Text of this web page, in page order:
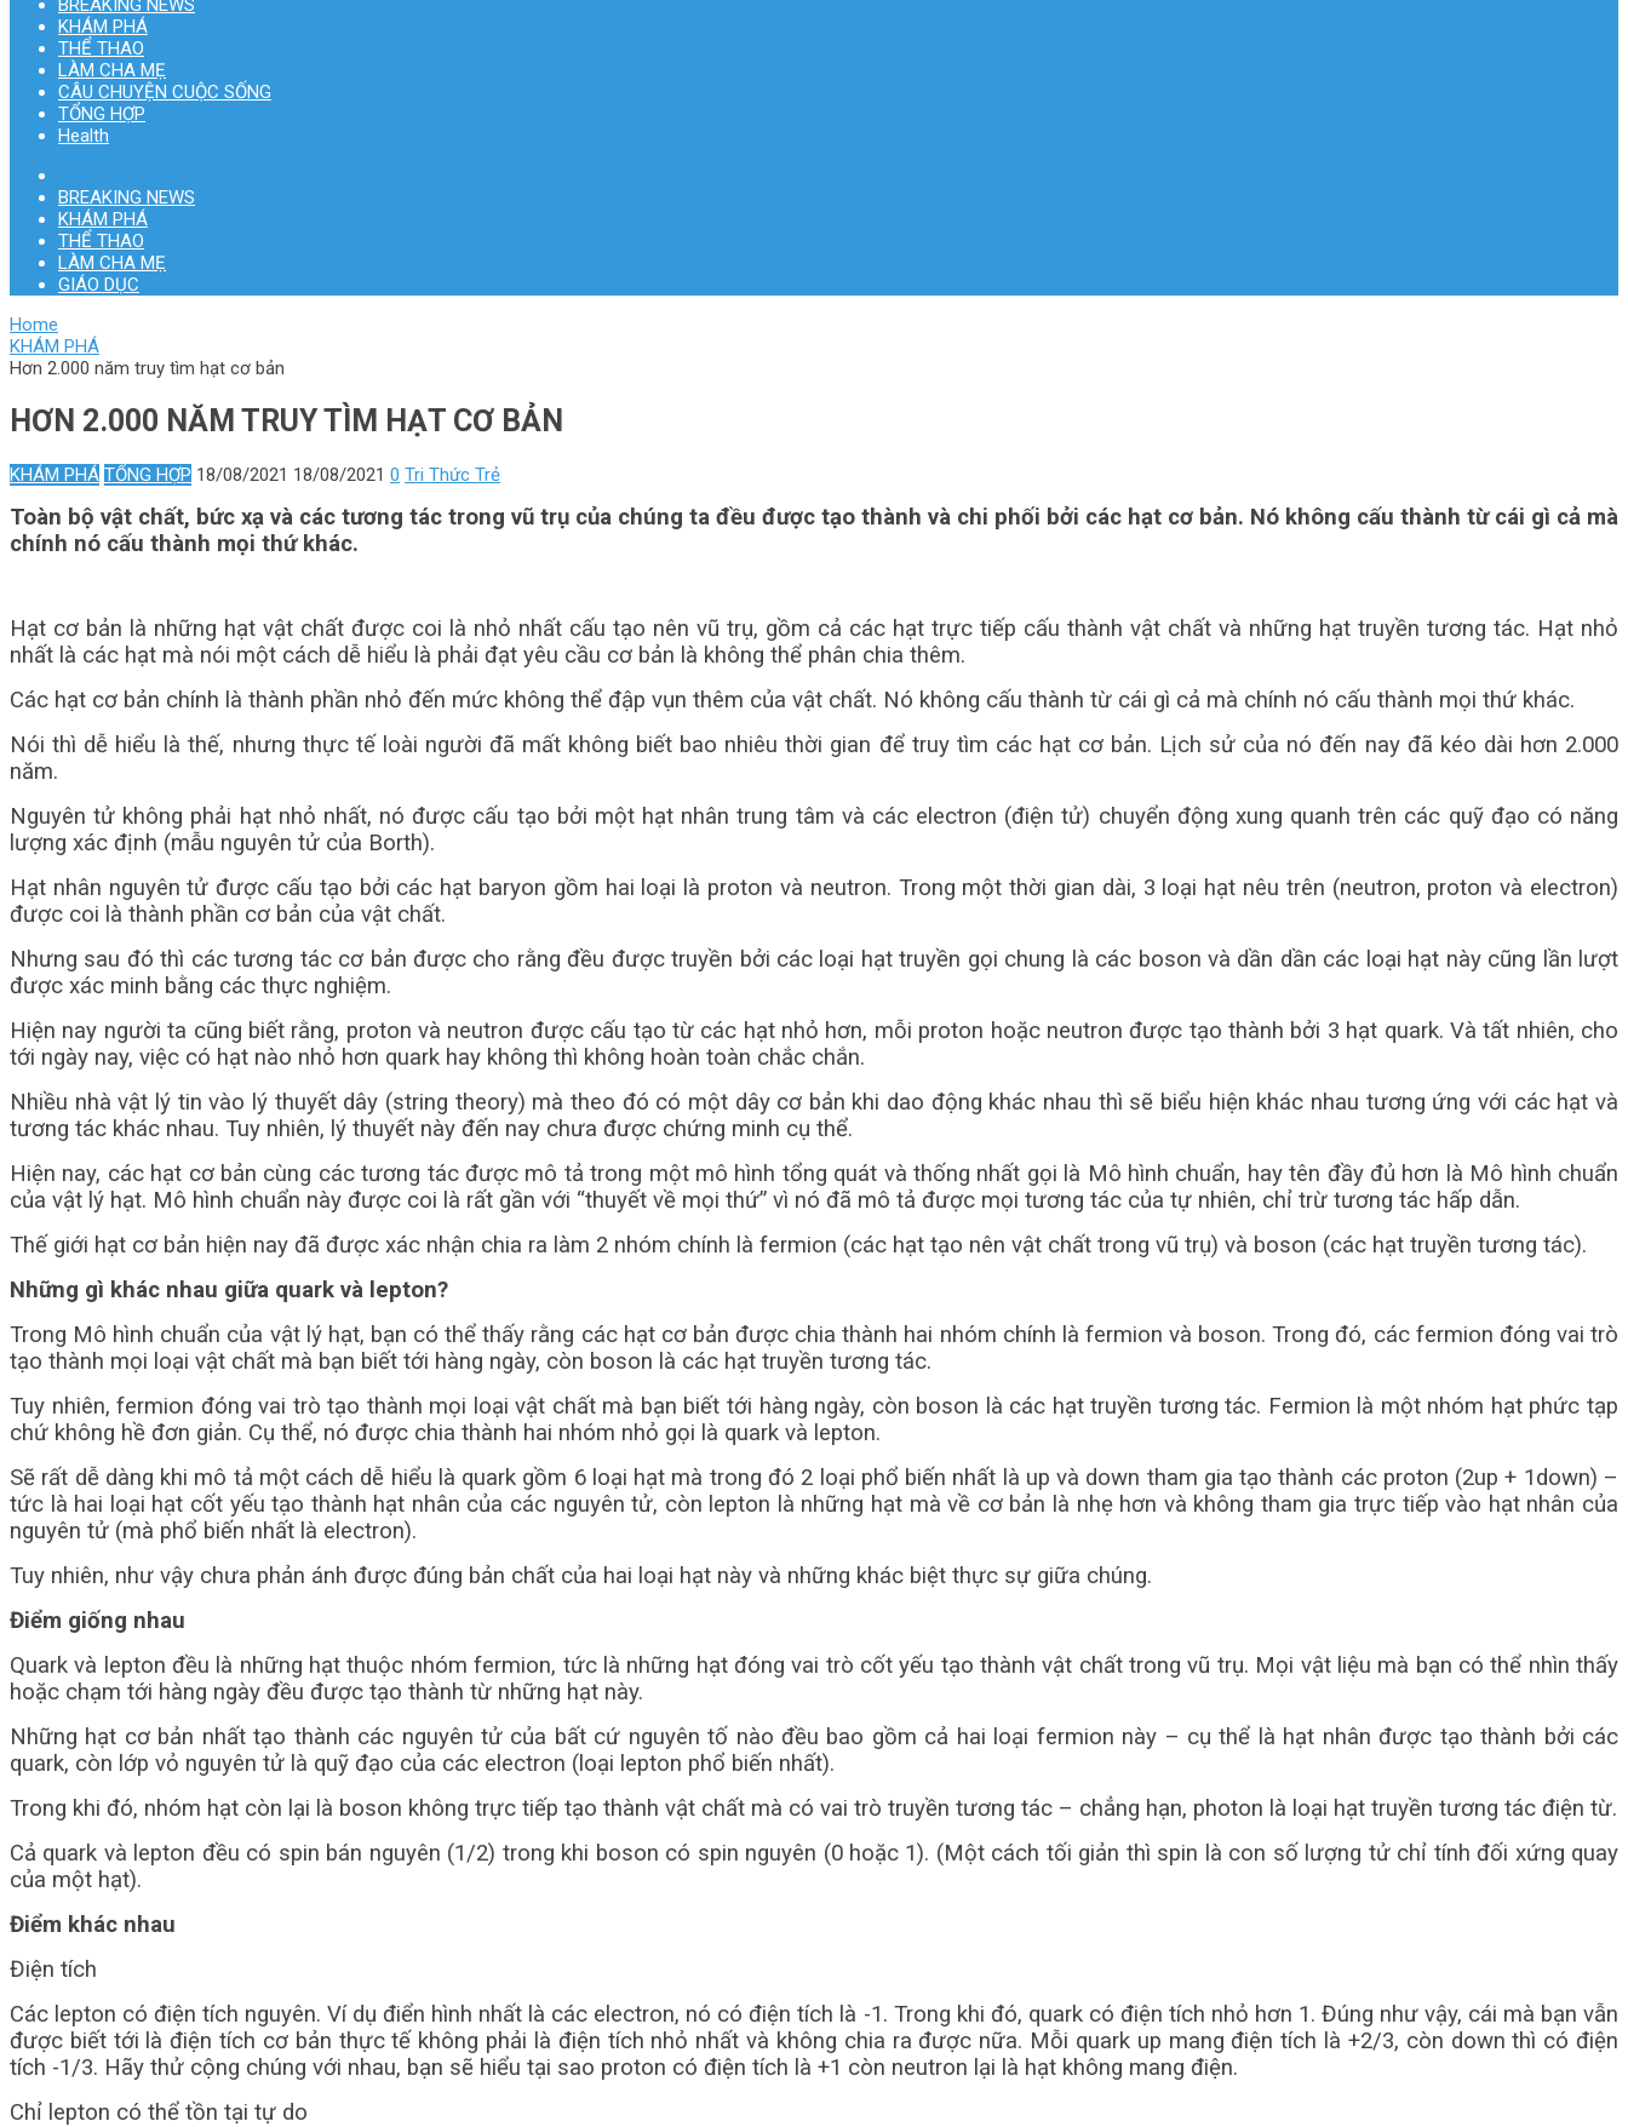
KHÁM PHÁ
THỂ THAO
LÀM CHA MẸ
CÂU CHUYỆN CUỘC SỐNG
TỔNG HỢP
Health
BREAKING NEWS
KHÁM PHÁ
THỂ THAO
LÀM CHA MẸ
GIÁO DỤC
Home
KHÁM PHÁ
Hơn 2.000 năm truy tìm hạt cơ bản
HƠN 2.000 NĂM TRUY TÌM HẠT CƠ BẢN
KHÁM PHÁ TỔNG HỢP 18/08/2021 18/08/2021 0 Tri Thức Trẻ
Toàn bộ vật chất, bức xạ và các tương tác trong vũ trụ của chúng ta đều được tạo thành và chi phối bởi các hạt cơ bản. Nó không cấu thành từ cái gì cả mà
chính nó cấu thành mọi thứ khác.
Hạt cơ bản là những hạt vật chất được coi là nhỏ nhất cấu tạo nên vũ trụ, gồm cả các hạt trực tiếp cấu thành vật chất và những hạt truyền tương tác. Hạt nhỏ
nhất là các hạt mà nói một cách dễ hiểu là phải đạt yêu cầu cơ bản là không thể phân chia thêm.
Các hạt cơ bản chính là thành phần nhỏ đến mức không thể đập vụn thêm của vật chất. Nó không cấu thành từ cái gì cả mà chính nó cấu thành mọi thứ khác.
Nói thì dễ hiểu là thế, nhưng thực tế loài người đã mất không biết bao nhiêu thời gian để truy tìm các hạt cơ bản. Lịch sử của nó đến nay đã kéo dài hơn 2.000
năm.
Nguyên tử không phải hạt nhỏ nhất, nó được cấu tạo bởi một hạt nhân trung tâm và các electron (điện tử) chuyển động xung quanh trên các quỹ đạo có năng
lượng xác định (mẫu nguyên tử của Borth).
Hạt nhân nguyên tử được cấu tạo bởi các hạt baryon gồm hai loại là proton và neutron. Trong một thời gian dài, 3 loại hạt nêu trên (neutron, proton và electron)
được coi là thành phần cơ bản của vật chất.
Nhưng sau đó thì các tương tác cơ bản được cho rằng đều được truyền bởi các loại hạt truyền gọi chung là các boson và dần dần các loại hạt này cũng lần lượt
được xác minh bằng các thực nghiệm.
Hiện nay người ta cũng biết rằng, proton và neutron được cấu tạo từ các hạt nhỏ hơn, mỗi proton hoặc neutron được tạo thành bởi 3 hạt quark. Và tất nhiên, cho
tới ngày nay, việc có hạt nào nhỏ hơn quark hay không thì không hoàn toàn chắc chắn.
Nhiều nhà vật lý tin vào lý thuyết dây (string theory) mà theo đó có một dây cơ bản khi dao động khác nhau thì sẽ biểu hiện khác nhau tương ứng với các hạt và
tương tác khác nhau. Tuy nhiên, lý thuyết này đến nay chưa được chứng minh cụ thể.
Hiện nay, các hạt cơ bản cùng các tương tác được mô tả trong một mô hình tổng quát và thống nhất gọi là Mô hình chuẩn, hay tên đầy đủ hơn là Mô hình chuẩn
của vật lý hạt. Mô hình chuẩn này được coi là rất gần với “thuyết về mọi thứ” vì nó đã mô tả được mọi tương tác của tự nhiên, chỉ trừ tương tác hấp dẫn.
Thế giới hạt cơ bản hiện nay đã được xác nhận chia ra làm 2 nhóm chính là fermion (các hạt tạo nên vật chất trong vũ trụ) và boson (các hạt truyền tương tác).
Những gì khác nhau giữa quark và lepton?
Trong Mô hình chuẩn của vật lý hạt, bạn có thể thấy rằng các hạt cơ bản được chia thành hai nhóm chính là fermion và boson. Trong đó, các fermion đóng vai trò
tạo thành mọi loại vật chất mà bạn biết tới hàng ngày, còn boson là các hạt truyền tương tác.
Tuy nhiên, fermion đóng vai trò tạo thành mọi loại vật chất mà bạn biết tới hàng ngày, còn boson là các hạt truyền tương tác. Fermion là một nhóm hạt phức tạp
chứ không hề đơn giản. Cụ thể, nó được chia thành hai nhóm nhỏ gọi là quark và lepton.
Sẽ rất dễ dàng khi mô tả một cách dễ hiểu là quark gồm 6 loại hạt mà trong đó 2 loại phổ biến nhất là up và down tham gia tạo thành các proton (2up + 1down) –
tức là hai loại hạt cốt yếu tạo thành hạt nhân của các nguyên tử, còn lepton là những hạt mà về cơ bản là nhẹ hơn và không tham gia trực tiếp vào hạt nhân của
nguyên tử (mà phổ biến nhất là electron).
Tuy nhiên, như vậy chưa phản ánh được đúng bản chất của hai loại hạt này và những khác biệt thực sự giữa chúng.
Điểm giống nhau
Quark và lepton đều là những hạt thuộc nhóm fermion, tức là những hạt đóng vai trò cốt yếu tạo thành vật chất trong vũ trụ. Mọi vật liệu mà bạn có thể nhìn thấy
hoặc chạm tới hàng ngày đều được tạo thành từ những hạt này.
Những hạt cơ bản nhất tạo thành các nguyên tử của bất cứ nguyên tố nào đều bao gồm cả hai loại fermion này – cụ thể là hạt nhân được tạo thành bởi các
quark, còn lớp vỏ nguyên tử là quỹ đạo của các electron (loại lepton phổ biến nhất).
Trong khi đó, nhóm hạt còn lại là boson không trực tiếp tạo thành vật chất mà có vai trò truyền tương tác – chẳng hạn, photon là loại hạt truyền tương tác điện từ.
Cả quark và lepton đều có spin bán nguyên (1/2) trong khi boson có spin nguyên (0 hoặc 1). (Một cách tối giản thì spin là con số lượng tử chỉ tính đối xứng quay
của một hạt).
Điểm khác nhau
Điện tích
Các lepton có điện tích nguyên. Ví dụ điển hình nhất là các electron, nó có điện tích là -1. Trong khi đó, quark có điện tích nhỏ hơn 1. Đúng như vậy, cái mà bạn vẫn
được biết tới là điện tích cơ bản thực tế không phải là điện tích nhỏ nhất và không chia ra được nữa. Mỗi quark up mang điện tích là +2/3, còn down thì có điện
tích -1/3. Hãy thử cộng chúng với nhau, bạn sẽ hiểu tại sao proton có điện tích là +1 còn neutron lại là hạt không mang điện.
Chỉ lepton có thể tồn tại tự do